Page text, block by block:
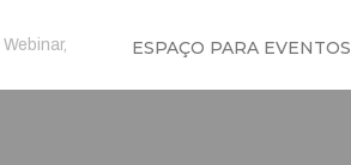
ESPAÇO PARA EVENTOS